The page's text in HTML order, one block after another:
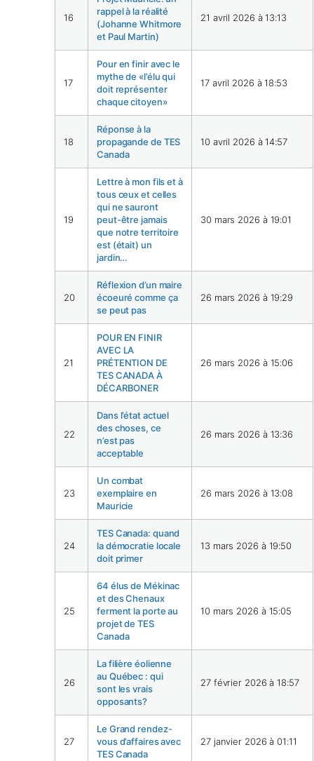
16
rappel à la réalité
(Johanne Whitmore
et Paul Martin)
21 avril 2026 à 13:13
17
Pour en finir avec le
mythe de «l’élu qui
doit représenter
chaque citoyen»
17 avril 2026 à 18:53
18
Réponse à la
propagande de TES
Canada
10 avril 2026 à 14:57
19
Lettre à mon fils et à
tous ceux et celles
qui ne sauront
peut-être jamais
que notre territoire
est (était) un
jardin…
30 mars 2026 à 19:01
20
Réflexion d’un maire
écoeuré comme ça
se peut pas
26 mars 2026 à 19:29
21
POUR EN FINIR
AVEC LA
PRÉTENTION DE
TES CANADA À
DÉCARBONER
26 mars 2026 à 15:06
22
Dans l’état actuel
des choses, ce
n’est pas
acceptable
26 mars 2026 à 13:36
23
Un combat
exemplaire en
Mauricie
26 mars 2026 à 13:08
24
TES Canada: quand
la démocratie locale
doit primer
13 mars 2026 à 19:50
25
64 élus de Mékinac
et des Chenaux
ferment la porte au
projet de TES
Canada
10 mars 2026 à 15:05
26
La filière éolienne
au Québec : qui
sont les vrais
opposants?
27 février 2026 à 18:57
27
Le Grand rendez-
vous d’affaires avec
TES Canada
27 janvier 2026 à 01:11